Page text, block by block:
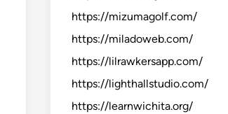
https://mizumagolf.com/
https://miladoweb.com/
https://lilrawkersapp.com/
https://lighthallstudio.com/
https://learnwichita.org/